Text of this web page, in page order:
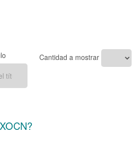
Cantidad a mostrar